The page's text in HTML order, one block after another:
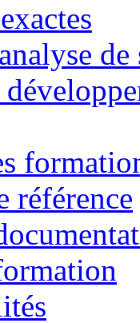
de
référence